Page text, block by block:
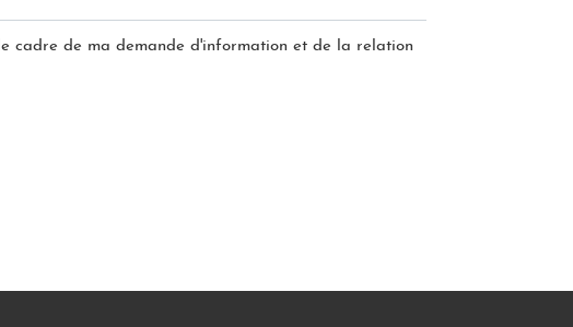
cadre de ma demande d'information et de la relation